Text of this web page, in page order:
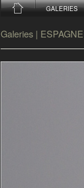
GALERIES
Galeries |